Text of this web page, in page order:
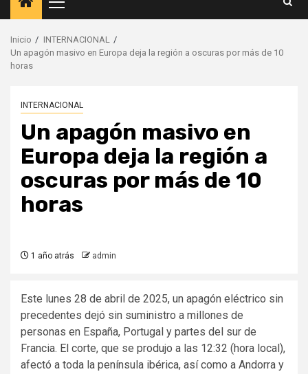
Menú
principal
Inicio
INTERNACIONAL
Un apagón masivo en Europa deja la región a oscuras por más de 10
horas
INTERNACIONAL
Un apagón masivo en
Europa deja la región a
oscuras por más de 10
horas
1 año atrás admin
Este lunes 28 de abril de 2025, un apagón eléctrico sin
precedentes dejó sin suministro a millones de
personas en España, Portugal y partes del sur de
Francia. El corte, que se produjo a las 12:32 (hora local),
afectó a toda la península ibérica, así como a Andorra y